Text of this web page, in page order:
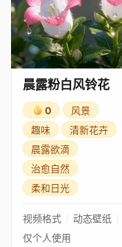
晨露粉白风铃花
0
风景
趣味
清新花卉
晨露欲滴
治愈自然
柔和日光
视频格式 动态壁纸
仅个人使用